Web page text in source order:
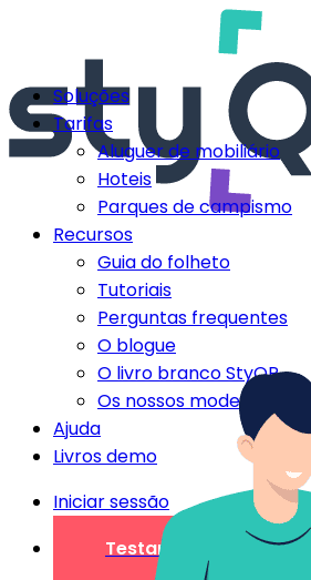
Soluções
Tarifas
Aluguer de mobiliário
Hoteis
Parques de campismo
Recursos
Guia do folheto
Tutoriais
Perguntas frequentes
O blogue
O livro branco StyQR
Os nossos modelos StyQR
Ajuda
Livros demo
Iniciar sessão
Testar gratuitamente